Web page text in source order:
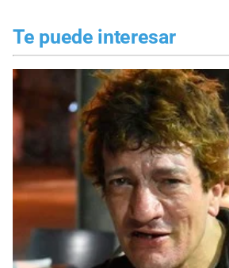
Te puede interesar